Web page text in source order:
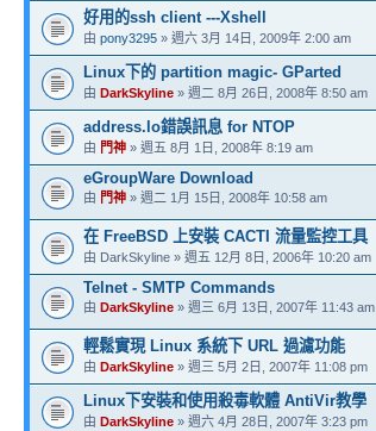
好用的ssh client ---Xshell
由 pony3295 » 週六 3月 14日, 2009年 2:00 am
Linux下的 partition magic- GParted
由 DarkSkyline » 週二 8月 26日, 2008年 8:50 am
address.lo錯誤訊息 for NTOP
由 門神 » 週五 8月 1日, 2008年 8:19 am
eGroupWare Download
由 門神 » 週二 1月 15日, 2008年 10:58 am
在 FreeBSD 上安裝 CACTI 流量監控工具
由 DarkSkyline » 週五 12月 8日, 2006年 10:20 am
Telnet - SMTP Commands
由 DarkSkyline » 週三 6月 13日, 2007年 11:43 am
輕鬆實現 Linux 系統下 URL 過濾功能
由 DarkSkyline » 週三 5月 2日, 2007年 11:08 pm
Linux下安裝和使用殺毒軟體 AntiVir教學
由 DarkSkyline » 週六 4月 28日, 2007年 3:23 pm